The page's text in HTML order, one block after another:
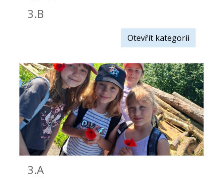
3.B
Otevřít kategorii
3.A